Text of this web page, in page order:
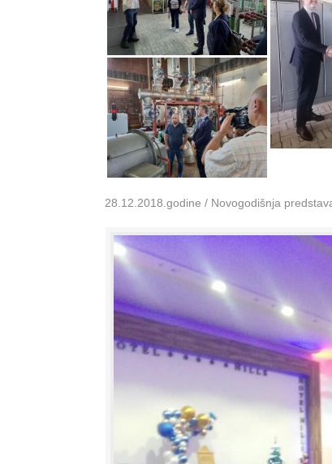
28.12.2018.godine / Novogodišnja